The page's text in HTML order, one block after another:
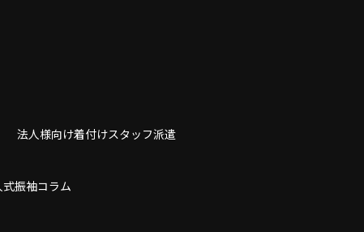
法人様向け着付けスタッフ派遣
式振袖コラム